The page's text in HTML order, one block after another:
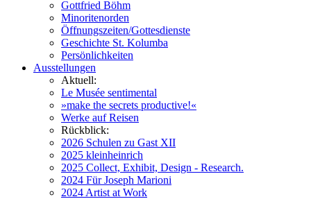
Gottfried Böhm
Minoritenorden
Öffnungszeiten/Gottesdienste
Geschichte St. Kolumba
Persönlichkeiten
Ausstellungen
Aktuell:
Le Musée sentimental
»make the secrets productive!«
Werke auf Reisen
Rückblick:
2026 Schulen zu Gast XII
2025 kleinheinrich
2025 Collect, Exhibit, Design - Research.
2024 Für Joseph Marioni
2024 Artist at Work